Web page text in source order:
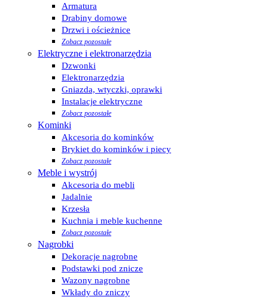
Armatura
Drabiny domowe
Drzwi i ościeżnice
Zobacz pozostałe
Elektryczne i elektronarzędzia
Dzwonki
Elektronarzędzia
Gniazda, wtyczki, oprawki
Instalacje elektryczne
Zobacz pozostałe
Kominki
Akcesoria do kominków
Brykiet do kominków i piecy
Zobacz pozostałe
Meble i wystrój
Akcesoria do mebli
Jadalnie
Krzesła
Kuchnia i meble kuchenne
Zobacz pozostałe
Nagrobki
Dekoracje nagrobne
Podstawki pod znicze
Wazony nagrobne
Wkłady do zniczy